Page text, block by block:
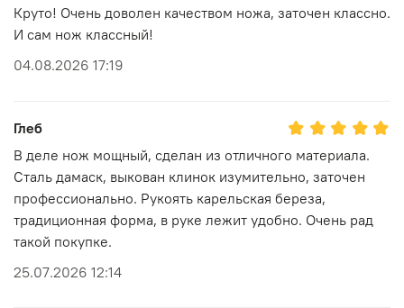
Круто! Очень доволен качеством ножа, заточен классно.
И сам нож классный!
04.08.2026 17:19
Глеб
В деле нож мощный, сделан из отличного материала.
Сталь дамаск, выкован клинок изумительно, заточен
профессионально. Рукоять карельская береза,
традиционная форма, в руке лежит удобно. Очень рад
такой покупке.
25.07.2026 12:14